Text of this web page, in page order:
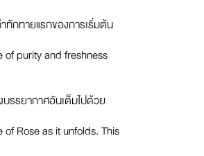
กทายแรกของการเริ่มต้น
of purity and freshness
รรยากาศอันเต็มไปด้วย
Rose as it unfolds. This